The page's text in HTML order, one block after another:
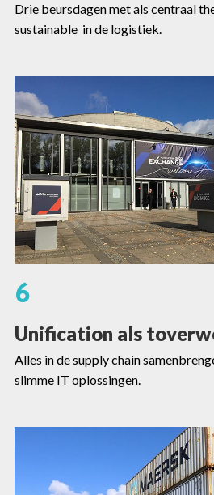
Drie beursdagen met als centraal
sustainable in de logistiek.
6
Unification als
Alles in de supply chain
slimme IT oplossingen.